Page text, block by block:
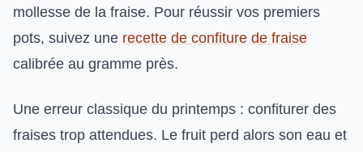
mollesse de la fraise. Pour réussir vos premiers
pots, suivez une recette de confiture de fraise
calibrée au gramme près.
Une erreur classique du printemps : confiturer des
fraises trop attendues. Le fruit perd alors son eau et